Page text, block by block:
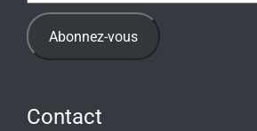
e-
mail Abonnez-vous
Contact